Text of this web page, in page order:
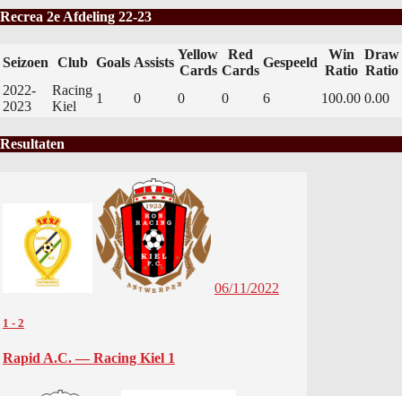
Recrea 2e Afdeling 22-23
Seizoen Club Goals Assists
Yellow
Cards
Red
Cards
Gespeeld
Win
Ratio
Draw
Ratio
2022-
2023
Racing
Kiel
1 0 0 0 6 100.00 0.00
Resultaten
06/11/2022
1 - 2
Rapid A.C. — Racing Kiel 1